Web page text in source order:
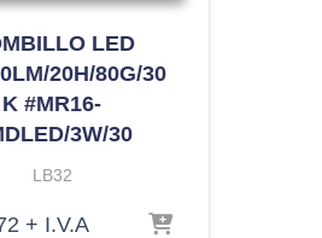
LED
20H/80G/30
K #MR16-
3W/30
LB32
+ I.V.A